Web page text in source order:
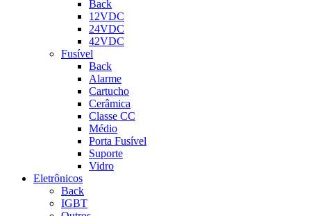
Back
12VDC
24VDC
42VDC
Fusível
Back
Alarme
Cartucho
Cerâmica
Classe CC
Médio
Porta Fusível
Suporte
Vidro
Eletrônicos
Back
IGBT